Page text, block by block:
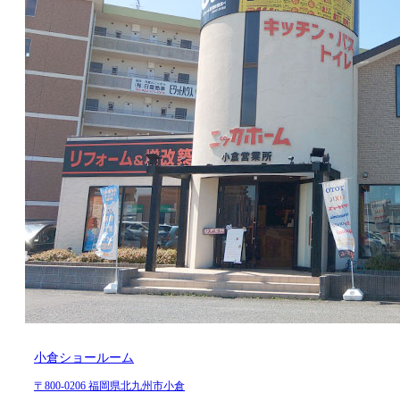
小倉ショールーム
〒800-0206 福岡県北九州市小倉